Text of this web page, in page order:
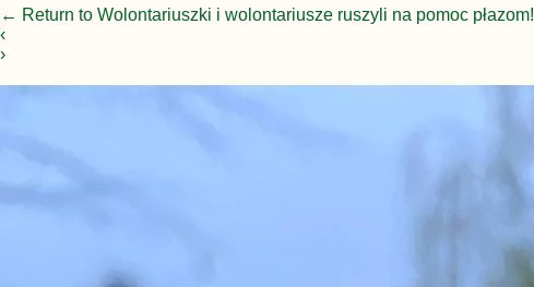
← Return to Wolontariuszki i wolontariusze ruszyli na pomoc płazom!
‹
›